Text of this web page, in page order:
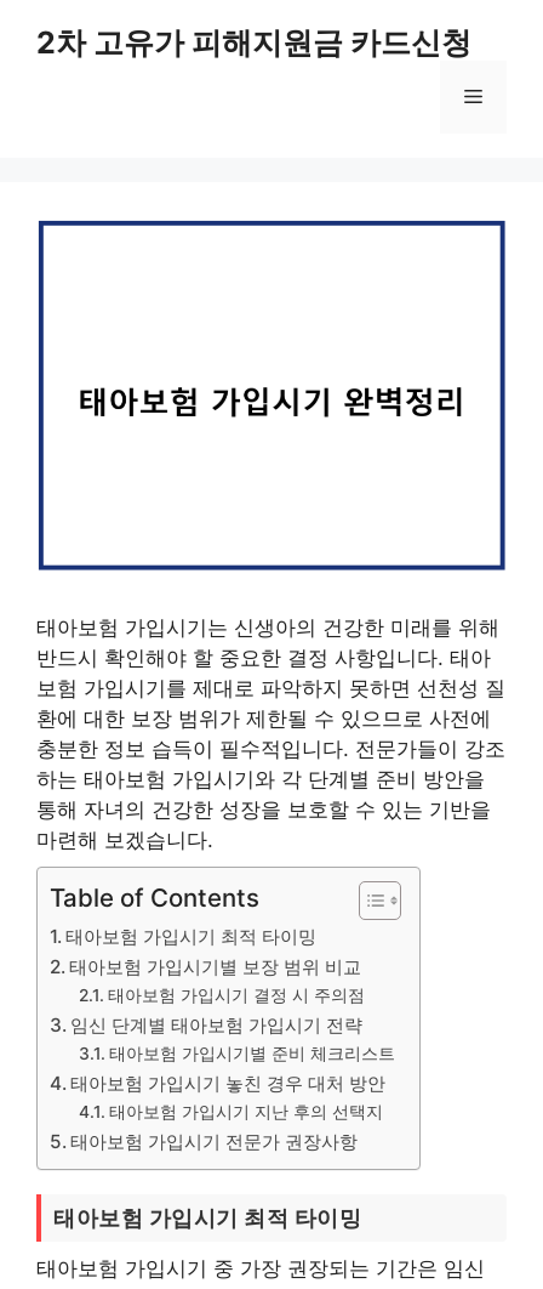
2차 고유가 피해지원금 카드신청
메
태아보험 가입시기는 신생아의 건강한 미래를 위해
반드시 확인해야 할 중요한 결정 사항입니다. 태아
보험 가입시기를 제대로 파악하지 못하면 선천성 질
환에 대한 보장 범위가 제한될 수 있으므로 사전에
충분한 정보 습득이 필수적입니다. 전문가들이 강조
하는 태아보험 가입시기와 각 단계별 준비 방안을
통해 자녀의 건강한 성장을 보호할 수 있는 기반을
마련해 보겠습니다.
Table of Contents
태아보험 가입시기 최적 타이밍
태아보험 가입시기별 보장 범위 비교
태아보험 가입시기 결정 시 주의점
임신 단계별 태아보험 가입시기 전략
태아보험 가입시기별 준비 체크리스트
태아보험 가입시기 놓친 경우 대처 방안
태아보험 가입시기 지난 후의 선택지
태아보험 가입시기 전문가 권장사항
태아보험 가입시기 최적 타이밍
태아보험 가입시기 중 가장 권장되는 기간은 임신